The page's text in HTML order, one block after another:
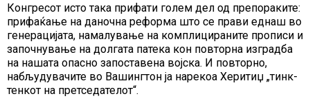
Конгресот исто така прифати голем дел од препораките:
прифаќање на даночна реформа што се прави еднаш во
генерацијата, намалување на комплицираните прописи и
започнување на долгата патека кон повторна изградба
на нашата опасно запоставена војска. И повторно,
набљудувачите во Вашингтон ја нарекоа Херитиџ „тинк-
тенкот на претседателот“.